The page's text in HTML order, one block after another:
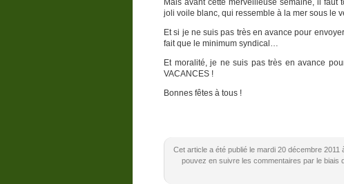
Mais avant cette merveilleuse semaine, il faut
joli voile blanc, qui ressemble à la mer sous le
Et si je ne suis pas très en avance pour
fait que le minimum syndical…
Et moralité, je ne suis pas très en avance
VACANCES !
Bonnes fêtes à tous !
Cet article a été publié le mardi 20 décembre
pouvez en suivre les commentaires par le biais